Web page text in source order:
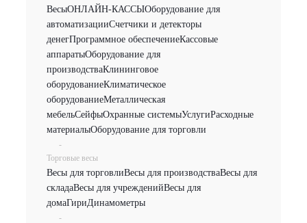
ВесыОНЛАЙН-КАССЫОборудование для
автоматизацииСчетчики и детекторы
денегПрограммное обеспечениеКассовые
аппаратыОборудование для
производстваКлининговое
оборудованиеКлиматическое
оборудованиеМеталлическая
мебельСейфыОхранные системыУслугиРасходные
материалыОборудование для торговли
-
Торговые весы
Весы для торговлиВесы для производстваВесы для
складаВесы для учрежденийВесы для
домаГириДинамометры
-